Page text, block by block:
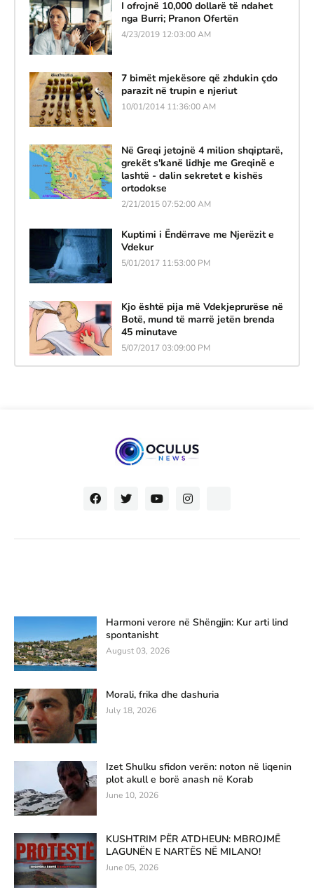
I ofrojnë 10,000 dollarë të ndahet
nga Burri; Pranon Ofertën
4/23/2019 12:03:00 AM
7 bimët mjekësore që zhdukin çdo
parazit në trupin e njeriut
10/01/2014 11:36:00 AM
Në Greqi jetojnë 4 milion shqiptarë,
grekët s'kanë lidhje me Greqinë e
lashtë - dalin sekretet e kishës
ortodokse
2/21/2015 07:52:00 AM
Kuptimi i Ëndërrave me Njerëzit e
Vdekur
5/01/2017 11:53:00 PM
Kjo është pija më Vdekjeprurëse në
Botë, mund të marrë jetën brenda
45 minutave
5/07/2017 03:09:00 PM
Harmoni verore në Shëngjin: Kur arti lind
spontanisht
August 03, 2026
Morali, frika dhe dashuria
July 18, 2026
Izet Shulku sfidon verën: noton në liqenin
plot akull e borë anash në Korab
June 10, 2026
KUSHTRIM PËR ATDHEUN: MBROJMË
LAGUNËN E NARTËS NË MILANO!
June 05, 2026